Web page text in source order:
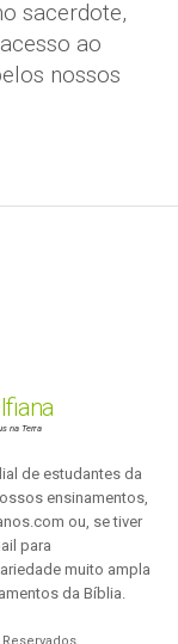
sacerdote,
ao
nossos
na Terra
de estudantes da
ensinamentos,
ou, se tiver
para
muito ampla
da Bíblia.